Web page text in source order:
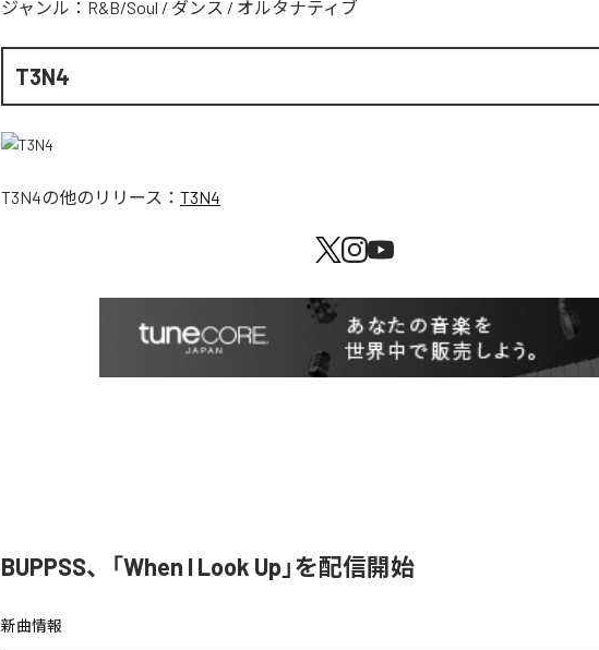
ジャンル： R&B/Soul / ダンス / オルタナティブ
T3N4
T3N4の他のリリース： T3N4
BUPPSS、「When I Look Up」を配信開始
新曲情報